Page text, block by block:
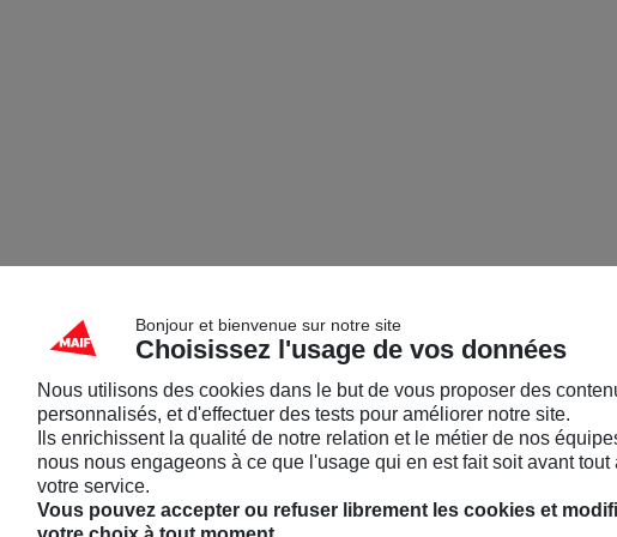
Bonjour et bienvenue sur notre site
Choisissez l'usage de vos données
Nous utilisons des cookies dans le but de vous proposer des
personnalisés, et d'effectuer des tests pour améliorer notre site.
Ils enrichissent la qualité de notre relation et le métier de nos
nous nous engageons à ce que l'usage qui en est fait soit avant tout
votre service.
Vous pouvez accepter ou refuser librement les cookies et